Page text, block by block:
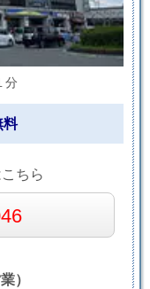
分
料
ちら
）